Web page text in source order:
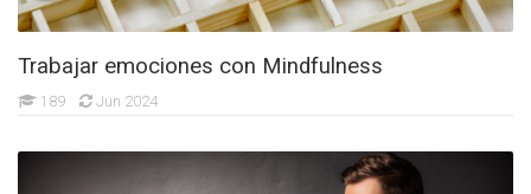
Trabajar emociones con Mindfulness
189 Jun 2024